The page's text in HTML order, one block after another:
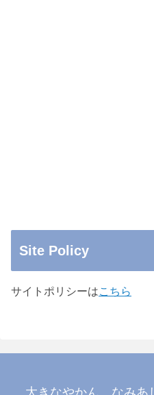
Site Policy
サイトポリシーはこちら
大きなやかん…なみあ